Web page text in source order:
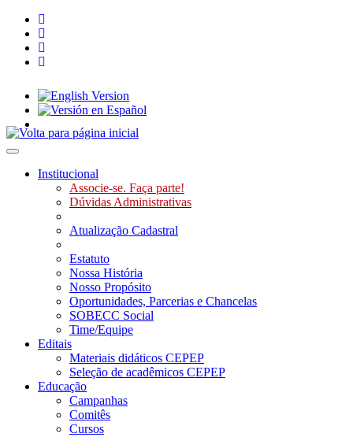
Toggle navigation
Institucional
Associe-se. Faça parte!
Dúvidas Administrativas
Atualização Cadastral
Estatuto
Nossa História
Nosso Propósito
Oportunidades, Parcerias e Chancelas
SOBECC Social
Time/Equipe
Editais
Materiais didáticos CEPEP
Seleção de acadêmicos CEPEP
Educação
Campanhas
Comitês
Cursos